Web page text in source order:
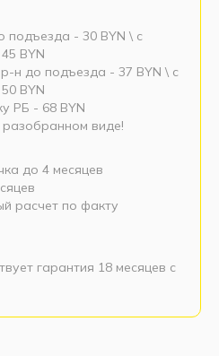
подъезда - 30 BYN \ c
BYN
н до подъезда - 37 BYN \ c
BYN
РБ - 68 BYN
разобранном виде!
до 4 месяцев
расчет по факту
гарантия 18 месяцев с